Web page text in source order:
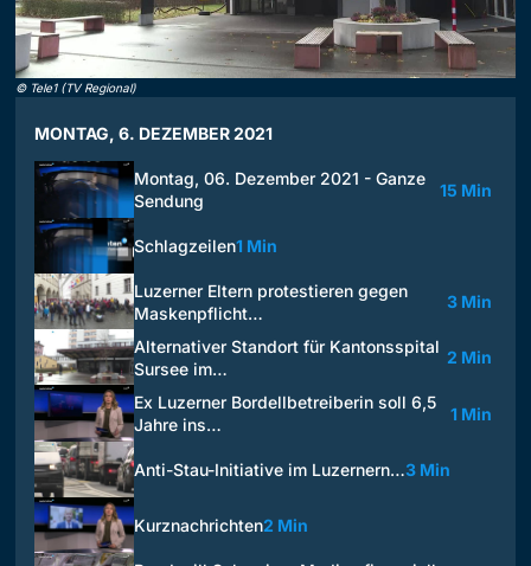
© Tele1 (TV Regional)
MONTAG, 6. DEZEMBER 2021
Montag, 06. Dezember 2021 - Ganze
Sendung
15 Min
Schlagzeilen1 Min
Luzerner Eltern protestieren gegen
Maskenpflicht…
3 Min
Alternativer Standort für Kantonsspital
Sursee im…
2 Min
Ex Luzerner Bordellbetreiberin soll 6,5
Jahre ins…
1 Min
Anti-Stau-Initiative im Luzernern…3 Min
Kurznachrichten2 Min